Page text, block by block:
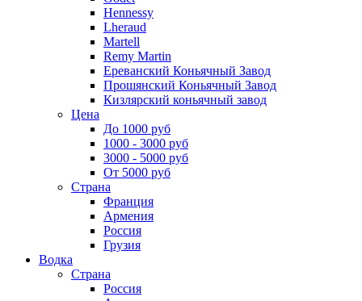
Hennessy
Lheraud
Martell
Remy Martin
Ереванский Коньячный Завод
Прошянский Коньячный Завод
Кизлярский коньячный завод
Цена
До 1000 руб
1000 - 3000 руб
3000 - 5000 руб
От 5000 руб
Страна
Франция
Армения
Россия
Грузия
Водка
Страна
Россия